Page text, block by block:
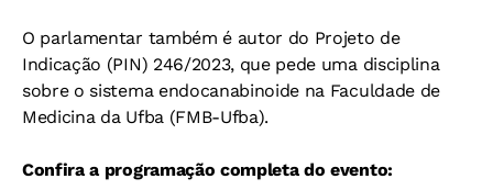
O parlamentar também é autor do Projeto de
Indicação (PIN) 246/2023, que pede uma disciplina
sobre o sistema endocanabinoide na Faculdade de
Medicina da Ufba (FMB-Ufba).
Confira a programação completa do evento: